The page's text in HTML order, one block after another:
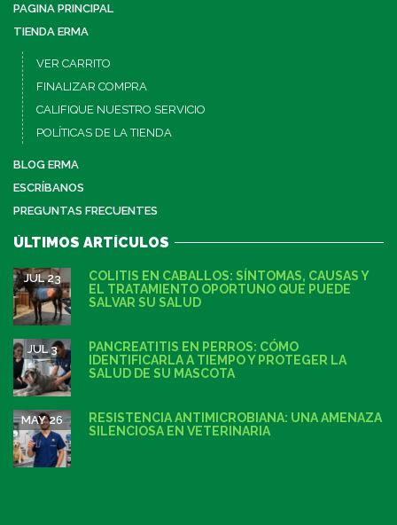
PAGINA PRINCIPAL
TIENDA ERMA
VER CARRITO
FINALIZAR COMPRA
CALIFIQUE NUESTRO SERVICIO
POLÍTICAS DE LA TIENDA
BLOG ERMA
ESCRÍBANOS
PREGUNTAS FRECUENTES
ÚLTIMOS ARTÍCULOS
COLITIS EN CABALLOS: SÍNTOMAS, CAUSAS Y
EL TRATAMIENTO OPORTUNO QUE PUEDE
SALVAR SU SALUD
JUL 23
PANCREATITIS EN PERROS: CÓMO
IDENTIFICARLA A TIEMPO Y PROTEGER LA
SALUD DE SU MASCOTA
JUL 3
RESISTENCIA ANTIMICROBIANA: UNA AMENAZA
SILENCIOSA EN VETERINARIA
MAY 26